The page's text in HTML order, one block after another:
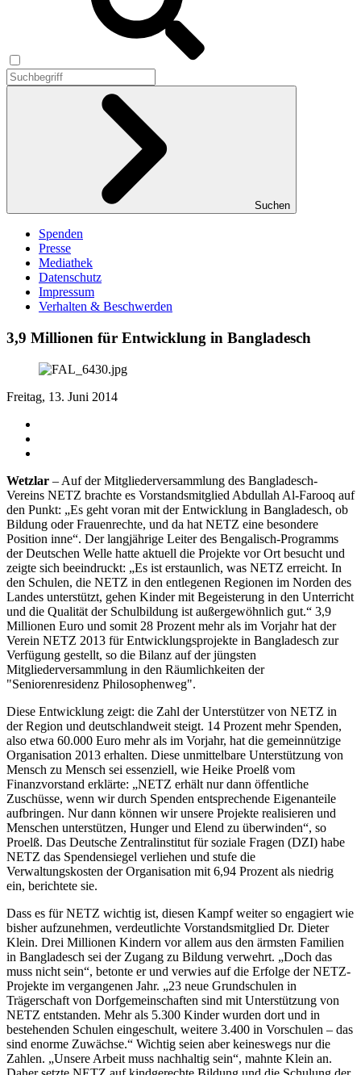
Suchen
Spenden
Presse
Mediathek
Datenschutz
Impressum
Verhalten & Beschwerden
3,9 Millionen für Entwicklung in Bangladesch
Freitag, 13. Juni 2014
Wetzlar – Auf der Mitgliederversammlung des Bangladesch-
Vereins NETZ brachte es Vorstandsmitglied Abdullah Al-Farooq auf
den Punkt: „Es geht voran mit der Entwicklung in Bangladesch, ob
Bildung oder Frauenrechte, und da hat NETZ eine besondere
Position inne“. Der langjährige Leiter des Bengalisch-Programms
der Deutschen Welle hatte aktuell die Projekte vor Ort besucht und
zeigte sich beeindruckt: „Es ist erstaunlich, was NETZ erreicht. In
den Schulen, die NETZ in den entlegenen Regionen im Norden des
Landes unterstützt, gehen Kinder mit Begeisterung in den Unterricht
und die Qualität der Schulbildung ist außergewöhnlich gut.“ 3,9
Millionen Euro und somit 28 Prozent mehr als im Vorjahr hat der
Verein NETZ 2013 für Entwicklungsprojekte in Bangladesch zur
Verfügung gestellt, so die Bilanz auf der jüngsten
Mitgliederversammlung in den Räumlichkeiten der
"Seniorenresidenz Philosophenweg".
Diese Entwicklung zeigt: die Zahl der Unterstützer von NETZ in
der Region und deutschlandweit steigt. 14 Prozent mehr Spenden,
also etwa 60.000 Euro mehr als im Vorjahr, hat die gemeinnützige
Organisation 2013 erhalten. Diese unmittelbare Unterstützung von
Mensch zu Mensch sei essenziell, wie Heike Proelß vom
Finanzvorstand erklärte: „NETZ erhält nur dann öffentliche
Zuschüsse, wenn wir durch Spenden entsprechende Eigenanteile
aufbringen. Nur dann können wir unsere Projekte realisieren und
Menschen unterstützen, Hunger und Elend zu überwinden“, so
Proelß. Das Deutsche Zentralinstitut für soziale Fragen (DZI) habe
NETZ das Spendensiegel verliehen und stufe die
Verwaltungskosten der Organisation mit 6,94 Prozent als niedrig
ein, berichtete sie.
Dass es für NETZ wichtig ist, diesen Kampf weiter so engagiert wie
bisher aufzunehmen, verdeutlichte Vorstandsmitglied Dr. Dieter
Klein. Drei Millionen Kindern vor allem aus den ärmsten Familien
in Bangladesch sei der Zugang zu Bildung verwehrt. „Doch das
muss nicht sein“, betonte er und verwies auf die Erfolge der NETZ-
Projekte im vergangenen Jahr. „23 neue Grundschulen in
Trägerschaft von Dorfgemeinschaften sind mit Unterstützung von
NETZ entstanden. Mehr als 5.300 Kinder wurden dort und in
bestehenden Schulen eingeschult, weitere 3.400 in Vorschulen – das
sind enorme Zuwächse.“ Wichtig seien aber keineswegs nur die
Zahlen. „Unsere Arbeit muss nachhaltig sein“, mahnte Klein an.